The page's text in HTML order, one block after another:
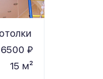
₽
15 м²